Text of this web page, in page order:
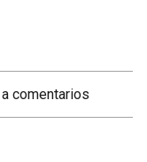
comentarios